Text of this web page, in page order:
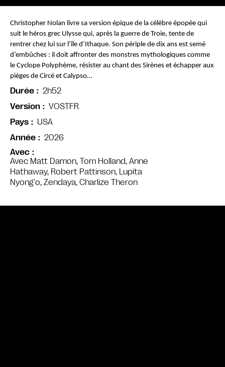
Avec
Avec Matt Damon, Tom Holland, Anne
Hathaway, Robert Pattinson, Lupita
Nyong'o, Zendaya, Charlize Theron
Christopher Nolan livre sa version épique de la célèbre épopée qui
suit le héros grec Ulysse qui, après la guerre de Troie, tente de
rentrer chez lui sur l’île d’Ithaque. Son périple de dix ans est semé
d’embûches : il doit affronter des monstres mythologiques comme
le Cyclope Polyphème, résister au chant des Sirènes et échapper aux
pièges de Circé et Calypso…
Durée
2h52
Version
VOSTFR
Pays
USA
Année
2026